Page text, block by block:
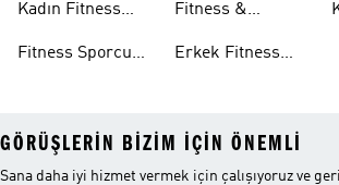
Kadın Fitness
Fitness Sporcu
Eşofman Altları
Fitness &
Aksesuarları
Erkek Fitness
GÖRÜŞLERIN BIZIM IÇIN ÖNEMLI
Sana daha iyi hizmet vermek için çalışıyoruz ve